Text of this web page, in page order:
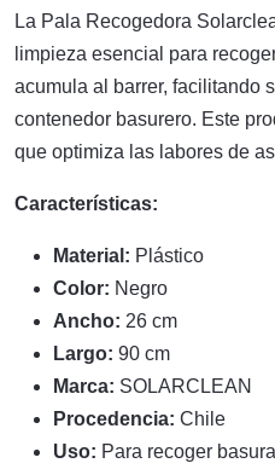
La Pala Recogedora
limpieza esencial para
acumula al barrer, facilitando
contenedor basurero. Este
que optimiza las labores de
Características:
Material: Plástico
Color: Negro
Ancho: 26 cm
Largo: 90 cm
Marca: SOLARCLEAN
Procedencia: Chile
Uso: Para recoger